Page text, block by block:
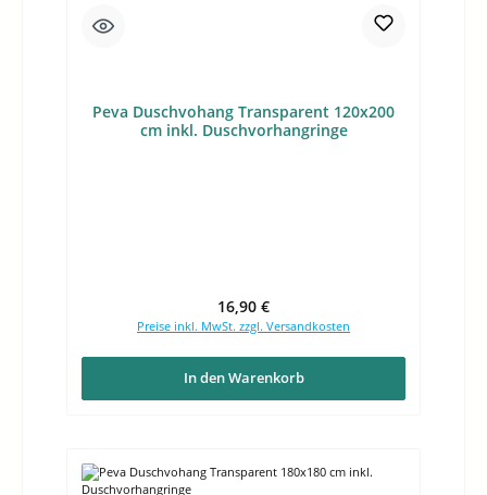
Peva Duschvohang Transparent 120x200
cm inkl. Duschvorhangringe
Regulärer Preis:
16,90 €
Preise inkl. MwSt. zzgl. Versandkosten
In den Warenkorb